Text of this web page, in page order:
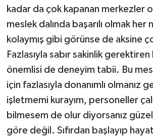
kadar da çok kapanan merkezler
meslek dalında başarılı olmak her
kolaymış gibi görünse de aksine
Fazlasıyla sabır sakinlik gerektiren
önemlisi de deneyim tabii. Bu
için fazlasıyla donanımlı olmanız
işletmemi kurayım, personeller
bilmesem de olur diyorsanız
göre değil. Sıfırdan başlayıp